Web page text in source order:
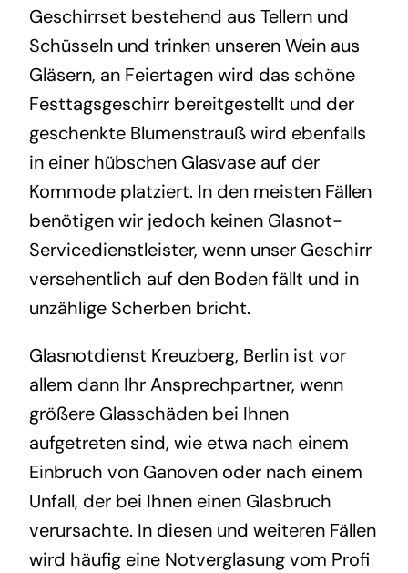
Geschirrset bestehend aus Tellern und
Schüsseln und trinken unseren Wein aus
Gläsern, an Feiertagen wird das schöne
Festtagsgeschirr bereitgestellt und der
geschenkte Blumenstrauß wird ebenfalls
in einer hübschen Glasvase auf der
Kommode platziert. In den meisten Fällen
benötigen wir jedoch keinen Glasnot-
Servicedienstleister, wenn unser Geschirr
versehentlich auf den Boden fällt und in
unzählige Scherben bricht.
Glasnotdienst Kreuzberg, Berlin ist vor
allem dann Ihr Ansprechpartner, wenn
größere Glasschäden bei Ihnen
aufgetreten sind, wie etwa nach einem
Einbruch von Ganoven oder nach einem
Unfall, der bei Ihnen einen Glasbruch
verursachte. In diesen und weiteren Fällen
wird häufig eine Notverglasung vom Profi